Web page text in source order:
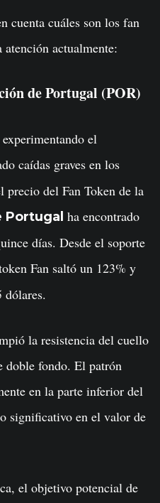
cuenta cuáles son los fan
actualmente:
de Portugal (POR)
el
caídas graves en los
precio del Fan Token de la
Portugal ha encontrado
días. Desde el soporte
Fan saltó un 123% y
la resistencia del cuello
doble fondo. El patrón
en la parte inferior del
significativo en el valor de
el objetivo potencial de